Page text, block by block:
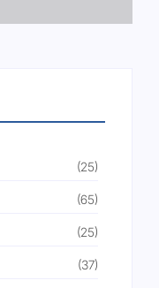
(25)
(65)
(25)
(37)